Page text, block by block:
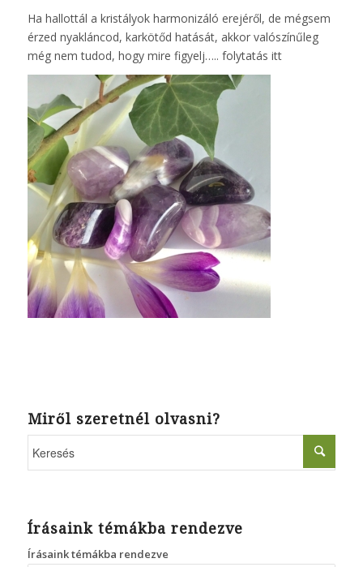
Ha hallottál a kristályok harmonizáló erejéről, de mégsem
érzed nyakláncod, karkötőd hatását, akkor valószínűleg
még nem tudod, hogy mire figyelj….. folytatás itt
Miről szeretnél olvasni?
Írásaink témákba rendezve
Írásaink témákba rendezve